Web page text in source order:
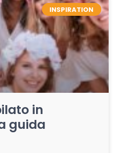
INSPIRATION
in
guida